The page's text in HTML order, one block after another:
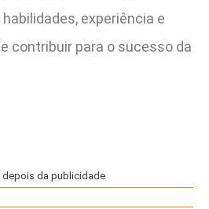
experiência e
contribuir para o sucesso da
depois da publicidade